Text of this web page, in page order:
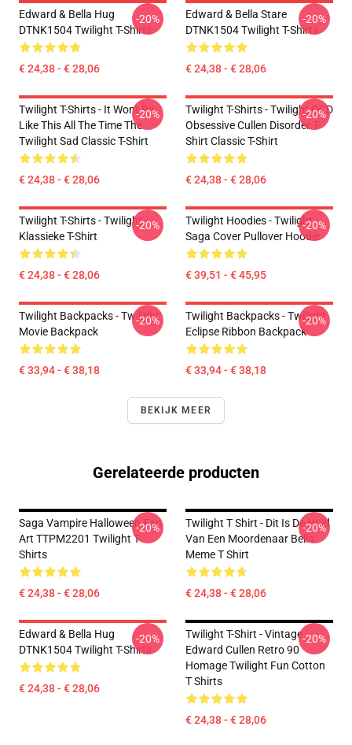
Edward & Bella Hug
DTNK1504 Twilight T-Shirts
€ 24,38 - € 28,06
-20%
Edward & Bella Stare
DTNK1504 Twilight T-Shirts
€ 24,38 - € 28,06
-20%
Twilight T-Shirts - It Wont Be
Like This All The Time The
Twilight Sad Classic T-Shirt
€ 24,38 - € 28,06
-20%
Twilight T-Shirts - Twilight OCD
Obsessive Cullen Disorder T-
Shirt Classic T-Shirt
€ 24,38 - € 28,06
-20%
Twilight T-Shirts - Twilight
Klassieke T-Shirt
€ 24,38 - € 28,06
-20%
Twilight Hoodies - Twilight
Saga Cover Pullover Hoodie
€ 39,51 - € 45,95
-20%
Twilight Backpacks - Twilight
Movie Backpack
€ 33,94 - € 38,18
-20%
Twilight Backpacks - Twilight
Eclipse Ribbon Backpack
€ 33,94 - € 38,18
-20%
BEKIJK MEER
Gerelateerde producten
Saga Vampire Halloween Fan
Art TTPM2201 Twilight T-
Shirts
€ 24,38 - € 28,06
-20%
Twilight T Shirt - Dit Is De Huid
Van Een Moordenaar Bella
Meme T Shirt
€ 24,38 - € 28,06
-20%
Edward & Bella Hug
DTNK1504 Twilight T-Shirts
€ 24,38 - € 28,06
-20%
Twilight T-Shirt - Vintage
Edward Cullen Retro 90
Homage Twilight Fun Cotton
T Shirts
€ 24,38 - € 28,06
-20%